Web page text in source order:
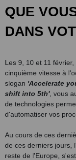
QUE
DANS
Les 9, 10 et 11
cinquième vitesse à
slogan 'Accelerate
shift into 5th', vous
de technologies
d'automatiser vos
Au cours de ces
de ces derniers jours,
reste de l'Europe,